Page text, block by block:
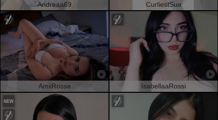
Andreaa69 CurliestSue
AmiiRosse IsabellaaRossi